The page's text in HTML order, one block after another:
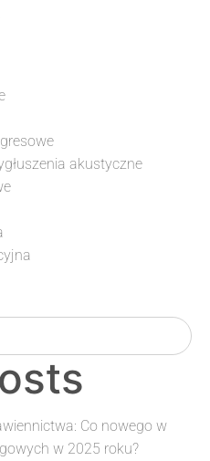
akustyczne
Co nowego w
w 2025 roku?